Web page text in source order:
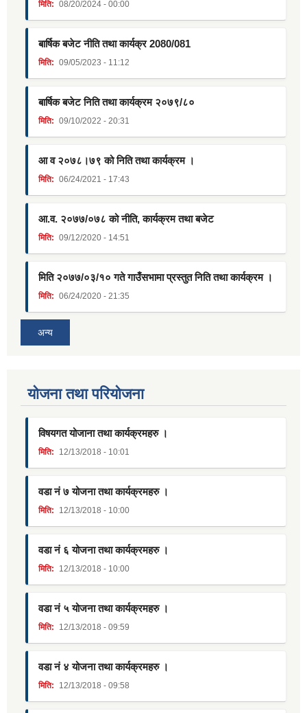
मिति: 08/20/2024 - 00:00
बार्षिक बजेट नीति तथा कार्यक्र 2080/081
मिति: 09/05/2023 - 11:12
बार्षिक बजेट निति तथा कार्यक्रम २०७९/८०
मिति: 09/10/2022 - 20:31
आ व २०७८।७९ को निति तथा कार्यक्रम ।
मिति: 06/24/2021 - 17:43
आ.व. २०७७/०७८ को नीति, कार्यक्रम तथा बजेट
मिति: 09/12/2020 - 14:51
मिति २०७७/०३/१० गते गाउँसभामा प्रस्तुत निति तथा कार्यक्रम ।
मिति: 06/24/2020 - 21:35
अन्य
याेजना तथा परियाेजना
विषयगत योजाना तथा कार्यक्रमहरु ।
मिति: 12/13/2018 - 10:01
वडा नं ७ योजना तथा कार्यक्रमहरु ।
मिति: 12/13/2018 - 10:00
वडा नं ६ योजना तथा कार्यक्रमहरु ।
मिति: 12/13/2018 - 10:00
वडा नं ५ योजना तथा कार्यक्रमहरु ।
मिति: 12/13/2018 - 09:59
वडा नं ४ योजना तथा कार्यक्रमहरु ।
मिति: 12/13/2018 - 09:58